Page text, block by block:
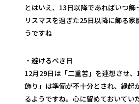
とはいえ、13日以降であればいつ飾
リスマスを過ぎた25日以降に飾る家
うですね
・避けるべき日
12月29日は「二重苦」を連想させ
飾り」は準備が不十分とされ、縁起
るようですね。心に留めておいてい